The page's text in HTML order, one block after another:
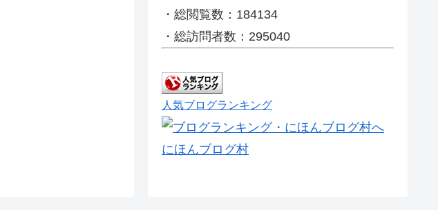
・総閲覧数：184134
・総訪問者数：295040
人気ブログランキング
にほんブログ村